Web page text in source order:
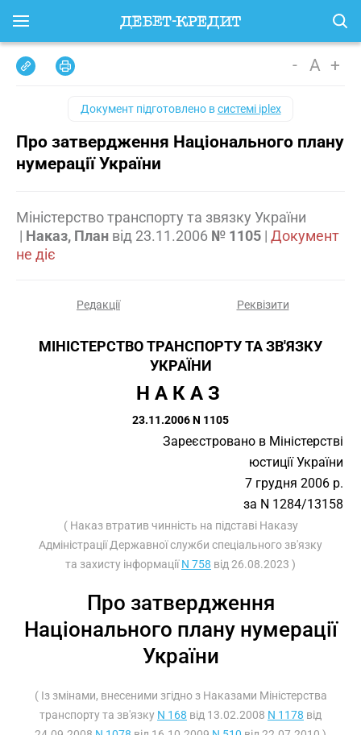
- A +
Документ підготовлено всистемі iplex
Про затвердження Національного плану
нумерації України
Міністерство транспорту та звязку України
| Наказ, План від 23.11.2006 № 1105 | Документ
не діє
Редакції Реквізити
МІНІСТЕРСТВО ТРАНСПОРТУ ТА ЗВ'ЯЗКУ
УКРАЇНИ
Н А К А З
23.11.2006 N 1105
Зареєстровано в Міністерстві
юстиції України
7 грудня 2006 р.
за N 1284/13158
( Наказ втратив чинність на підставі Наказу
Адміністрації Державної служби спеціального зв'язку
та захисту інформаціїN 758 від 26.08.2023 )
Про затвердження
Національного плану нумерації
України
( Із змінами, внесеними згідно з Наказами Міністерства
транспорту та зв'язку N 168 від 13.02.2008 N 1178 від